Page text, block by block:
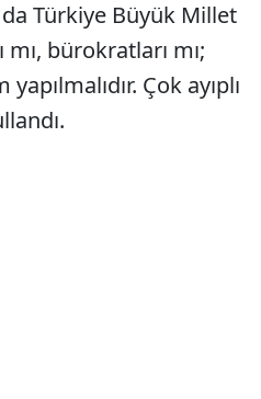
da Türkiye Büyük Millet
bürokratları mı;
Çok ayıplı